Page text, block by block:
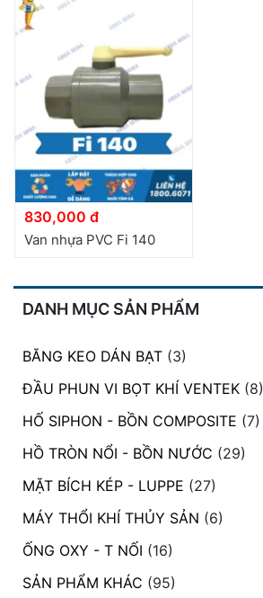
Ventek
lắp
Quy
định
Blog
chia
sẻ
hệ
DANH MỤC SẢN PHẨM
BĂNG KEO DÁN BẠT (3)
ĐẦU PHUN VI BỌT KHÍ VENTEK (8)
HỐ SIPHON - BỒN COMPOSITE (7)
HỒ TRÒN NỔI - BỒN NƯỚC (29)
MẶT BÍCH KÉP - LUPPE (27)
MÁY THỔI KHÍ THỦY SẢN (6)
ỐNG OXY - T NỐI (16)
SẢN PHẨM KHÁC (95)
830,000 đ
Van nhựa PVC Fi 140